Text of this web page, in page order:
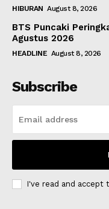
HIBURAN August 8, 2026
BTS Puncaki
Agustus 2026
HEADLINE August 8, 2026
Subscribe
I've read and accept